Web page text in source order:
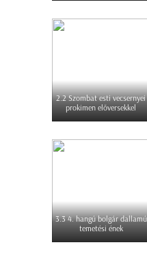
2.2 Szombat esti vecsernyei
prokimen előversekkel
3.3 4. hangú bolgár dallamú
temetési ének